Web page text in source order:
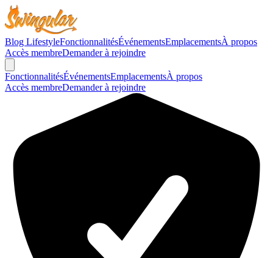
Blog LifestyleFonctionnalitésÉvénementsEmplacementsÀ propos
Accès membreDemander à rejoindre
FonctionnalitésÉvénementsEmplacementsÀ propos
Accès membreDemander à rejoindre